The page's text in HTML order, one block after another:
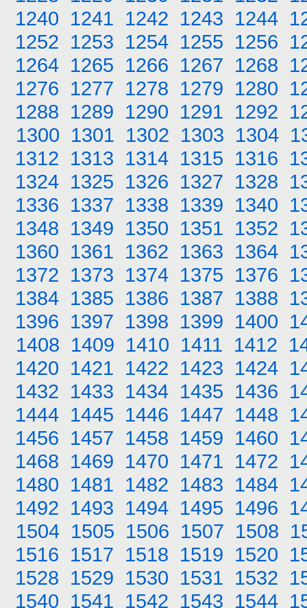
1240 1241 1242 1243 1244
1252 1253 1254 1255 1256
1264 1265 1266 1267 1268
1276 1277 1278 1279 1280
1288 1289 1290 1291 1292
1300 1301 1302 1303 1304
1312 1313 1314 1315 1316
1324 1325 1326 1327 1328
1336 1337 1338 1339 1340
1348 1349 1350 1351 1352
1360 1361 1362 1363 1364
1372 1373 1374 1375 1376
1384 1385 1386 1387 1388
1396 1397 1398 1399 1400
1408 1409 1410 1411 1412
1420 1421 1422 1423 1424
1432 1433 1434 1435 1436
1444 1445 1446 1447 1448
1456 1457 1458 1459 1460
1468 1469 1470 1471 1472
1480 1481 1482 1483 1484
1492 1493 1494 1495 1496
1504 1505 1506 1507 1508
1516 1517 1518 1519 1520
1528 1529 1530 1531 1532
1540 1541 1542 1543 1544